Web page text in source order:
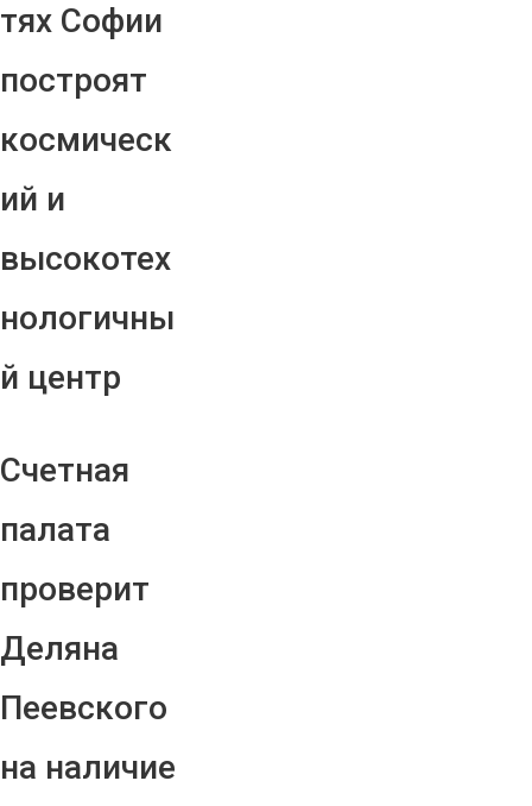
тях Софии
построят
космическ
ий и
высокотех
нологичны
й центр
Счетная
палата
проверит
Деляна
Пеевского
на наличие